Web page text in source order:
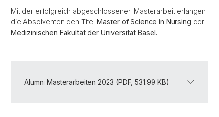
Mit der erfolgreich abgeschlossenen Masterarbeit erlangen
die Absolventen den Titel Master of Science in Nursing der
Medizinischen Fakultät der Universität Basel.
Alumni Masterarbeiten 2023 (PDF, 531.99 KB)